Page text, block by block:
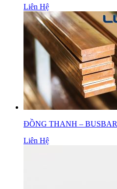
Liên Hệ
ĐỒNG THANH – BUSBAR
Liên Hệ